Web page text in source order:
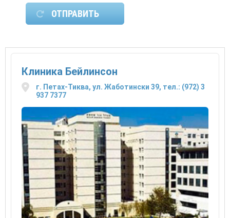
Клиника Бейлинсон
г. Петах-Тиква, ул. Жаботински 39, тел.: (972) 3
937 7377